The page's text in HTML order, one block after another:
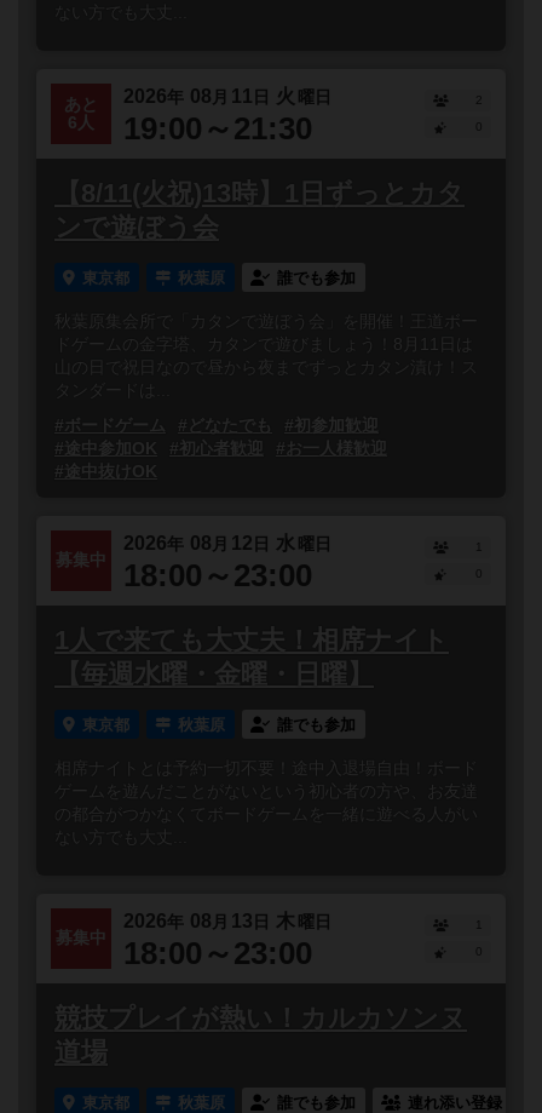
ない方でも大丈...
あと
6人
2026年 08 月 11 日 火 曜日
19:00～21:30
2
【8/11(火祝)13時】1日ずっとカタ
ンで遊ぼう会
東京都 秋葉原 誰でも参加
秋葉原集会所で「カタンで遊ぼう会」を開催！王道ボー
ドゲームの金字塔、カタンで遊びましょう！8月11日は
山の日で祝日なので昼から夜までずっとカタン漬け！ス
#ボードゲーム
#どなたでも
#初参加歓迎
#途中参加OK
#初心者歓迎
#お一人様歓迎
#途中抜けOK
募集中
2026年 08 月 12 日 水 曜日
18:00～23:00
1
1人で来ても大丈夫！相席ナイト
【毎週水曜・金曜・日曜】
東京都 秋葉原 誰でも参加
相席ナイトとは予約一切不要！途中入退場自由！ボード
ゲームを遊んだことがないという初心者の方や、お友達
の都合がつかなくてボードゲームを一緒に遊べる人がい
ない方でも大丈...
募集中
2026年 08 月 13 日 木曜日
18:00～23:00
1
競技プレイが熱い！カルカソンヌ
道場
東京都 秋葉原 誰でも参加 連れ添い登録